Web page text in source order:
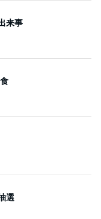
選